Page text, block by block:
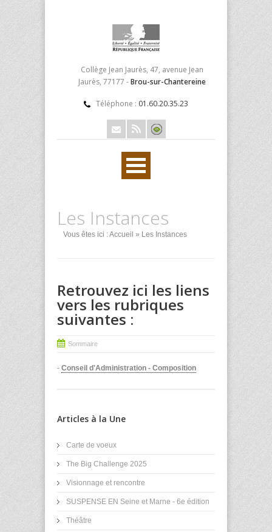
Collège Jean Jaurès, 47, avenue Jean
Jaurès, 77177 -Brou-sur-Chantereine
Téléphone : 01.60.20.35.23
Les Instances
Vous êtes ici :Accueil » Les Instances
Retrouvez ici les liens
vers les rubriques
suivantes :
Sommaire
- Conseil d'Administration - Composition
Articles à la Une
Carte de voeux
The Big Challenge 2025
Visionnage et rencontre
SUSPENSE EN Seine et Marne - 6e édition
Théâtre